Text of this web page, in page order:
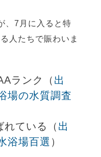
、7月に入ると特
人たちで賑わいま
ランク（ 出
場の水質調査
れている（ 出
浴場百選 ）